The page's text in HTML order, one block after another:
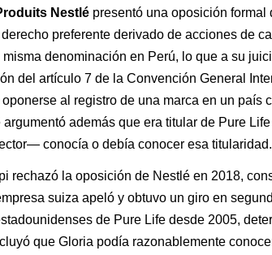
Nestlé presentó una oposición formal
preferente derivado de acciones de
denominación en Perú, lo que a su
del artículo 7 de la Convención General
al registro de una marca en un país
además que era titular de Pure
conocía o debía conocer esa titularidad.
rechazó la oposición de Nestlé en 2018,
suiza apeló y obtuvo un giro en
de Pure Life desde 2005,
que Gloria podía razonablemente